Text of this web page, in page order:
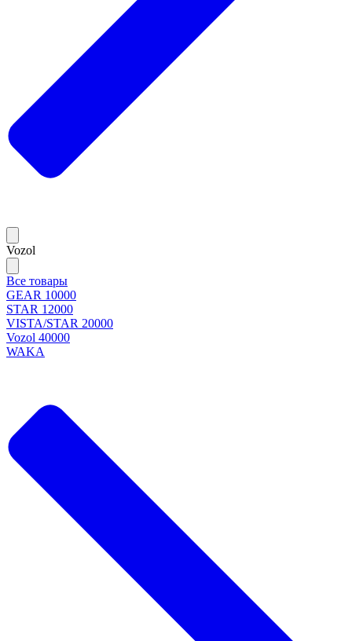
Vozol
Все товары
GEAR 10000
STAR 12000
VISTA/STAR 20000
Vozol 40000
WAKA